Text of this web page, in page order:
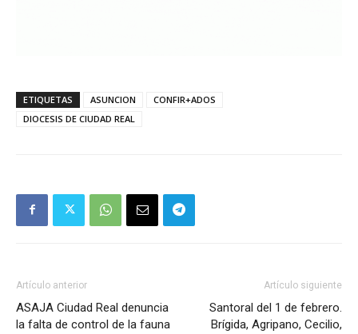
ETIQUETAS ASUNCION
CONFIR+ADOS
DIOCESIS DE CIUDAD REAL
Artículo anterior
ASAJA Ciudad Real denuncia
la falta de control de la fauna
Artículo siguiente
Santoral del 1 de febrero.
Brígida, Agripano, Cecilio,